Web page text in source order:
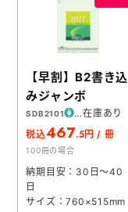
【早割】B2書き込
みジャンボ
SDB2101
在庫あり
税込467.5円 / 冊
100冊の場合
納期目安：30日～40
日
サイズ：760×515mm